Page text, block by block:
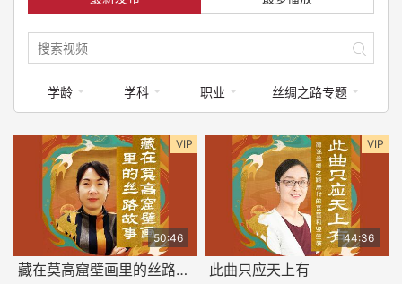
学龄 学科 职业 丝绸之路专题
VIP
50:46
藏在莫高窟壁画里的丝路故事
VIP
44:36
此曲只应天上有